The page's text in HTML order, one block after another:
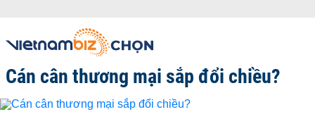
Cán cân thương mại sắp đổi chiều?